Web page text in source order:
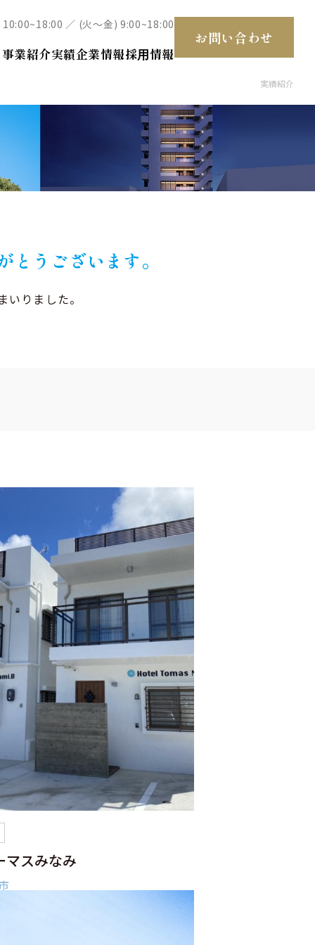
／ (火～金) 9:00~18:00
事業紹介実績企業情報採⽤情報
お問い合わせ
実績紹介
うございます。
りました。
マスみなみ